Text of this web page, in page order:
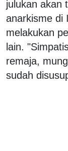
julukan akan
anarkisme di
melakukan
lain.
remaja,
sudah